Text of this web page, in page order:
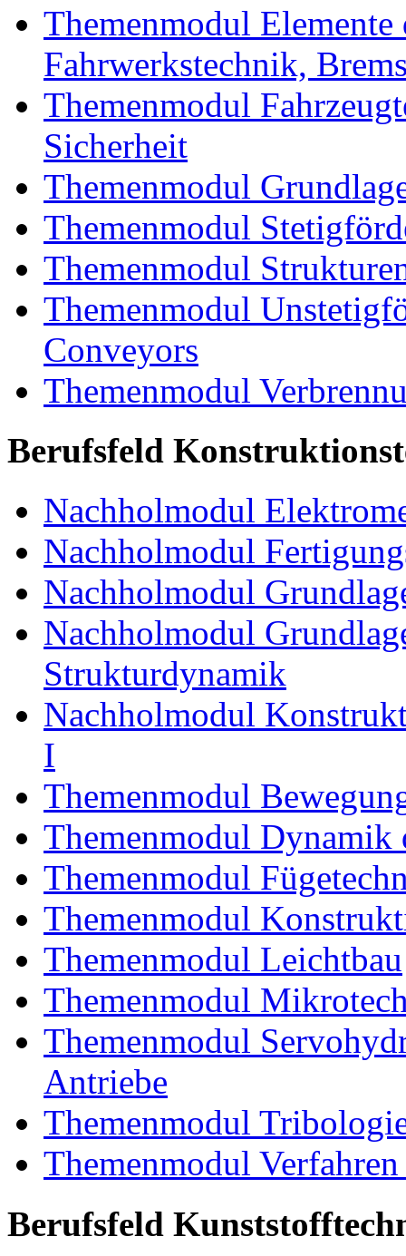
Themenmodul Elemente
Fahrwerkstechnik,
Themenmodul
Sicherheit
Themenmodul
Themenmodul
Themenmodul
Themenmodul
Conveyors
Themenmodul
Berufsfeld
Nachholmodul
Nachholmodul
Nachholmodul
Nachholmodul
Strukturdynamik
Nachholmodul
I
Themenmodul
Themenmodul Dynamik
Themenmodul
Themenmodul
Themenmodul Leichtbau
Themenmodul
Themenmodul
Antriebe
Themenmodul
Themenmodul
Berufsfeld